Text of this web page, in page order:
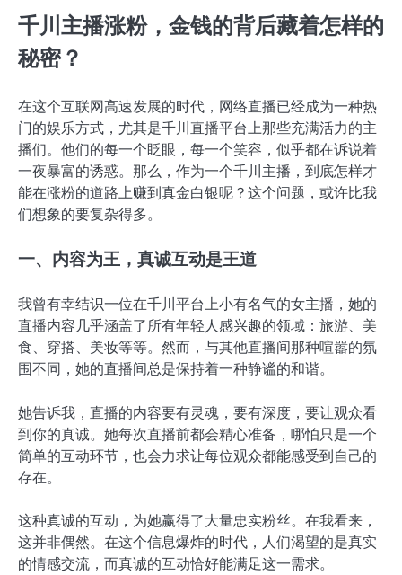
千川主播涨粉，金钱的背后藏着怎样的
秘密？
在这个互联网高速发展的时代，网络直播已经成为一种热
门的娱乐方式，尤其是千川直播平台上那些充满活力的主
播们。他们的每一个眨眼，每一个笑容，似乎都在诉说着
一夜暴富的诱惑。那么，作为一个千川主播，到底怎样才
能在涨粉的道路上赚到真金白银呢？这个问题，或许比我
们想象的要复杂得多。
一、内容为王，真诚互动是王道
我曾有幸结识一位在千川平台上小有名气的女主播，她的
直播内容几乎涵盖了所有年轻人感兴趣的领域：旅游、美
食、穿搭、美妆等等。然而，与其他直播间那种喧嚣的氛
围不同，她的直播间总是保持着一种静谧的和谐。
她告诉我，直播的内容要有灵魂，要有深度，要让观众看
到你的真诚。她每次直播前都会精心准备，哪怕只是一个
简单的互动环节，也会力求让每位观众都能感受到自己的
存在。
这种真诚的互动，为她赢得了大量忠实粉丝。在我看来，
这并非偶然。在这个信息爆炸的时代，人们渴望的是真实
的情感交流，而真诚的互动恰好能满足这一需求。